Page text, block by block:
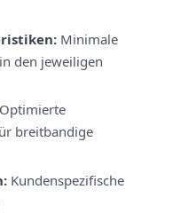
Minimale
den jeweiligen
Optimierte
breitbandige
Kundenspezifische